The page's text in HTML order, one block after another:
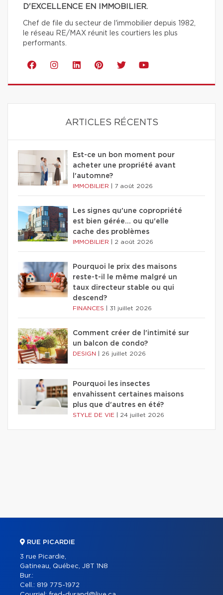
D'EXCELLENCE EN IMMOBILIER.
Chef de file du secteur de l'immobilier depuis 1982,
le réseau RE/MAX réunit les courtiers les plus
performants.
ARTICLES RÉCENTS
Est-ce un bon moment pour
acheter une propriété avant
l'automne?
IMMOBILIER 7 août 2026
Les signes qu'une copropriété
est bien gérée… ou qu'elle
cache des problèmes
IMMOBILIER 2 août 2026
Pourquoi le prix des maisons
reste-t-il le même malgré un
taux directeur stable ou qui
descend?
FINANCES 31 juillet 2026
Comment créer de l'intimité sur
un balcon de condo?
DESIGN 26 juillet 2026
Pourquoi les insectes
envahissent certaines maisons
plus que d'autres en été?
STYLE DE VIE 24 juillet 2026
RUE PICARDIE
3 rue Picardie,
Gatineau, Québec, J8T 1N8
Bur.:
Cell.: 819 775-1972